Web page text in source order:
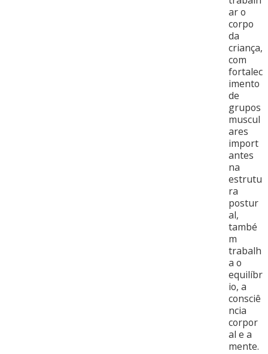
ar o
corpo
da
criança,
com
fortalec
imento
de
grupos
muscul
ares
import
antes
na
estrutu
ra
postur
al,
també
m
trabalh
a o
equilíbr
io, a
consciê
ncia
corpor
al e a
mente.